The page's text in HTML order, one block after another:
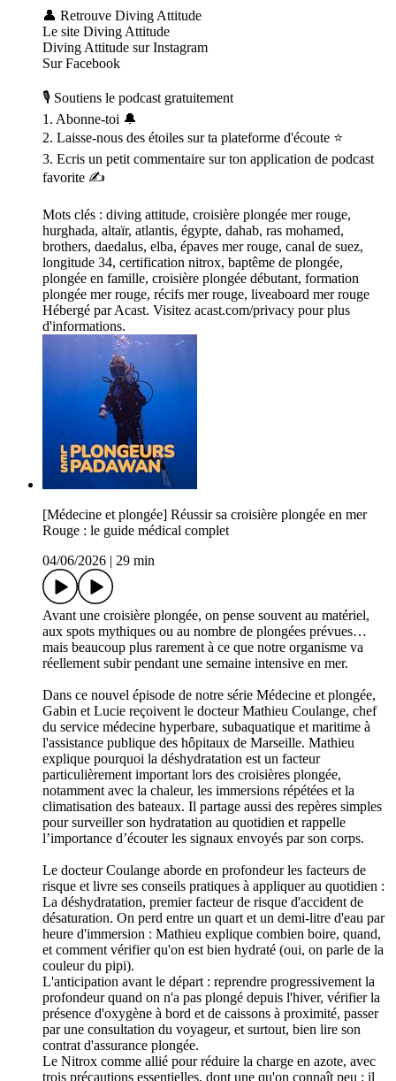
👤 Retrouve Diving Attitude
Le site Diving Attitude
Diving Attitude sur Instagram
Sur Facebook
🎙 Soutiens le podcast gratuitement
1. Abonne-toi 🔔
2. Laisse-nous des étoiles sur ta plateforme d'écoute ⭐
3. Ecris un petit commentaire sur ton application de podcast
favorite ✍️
Mots clés : diving attitude, croisière plongée mer rouge,
hurghada, altaïr, atlantis, égypte, dahab, ras mohamed,
brothers, daedalus, elba, épaves mer rouge, canal de suez,
longitude 34, certification nitrox, baptême de plongée,
plongée en famille, croisière plongée débutant, formation
plongée mer rouge, récifs mer rouge, liveaboard mer rouge
Hébergé par Acast. Visitez acast.com/privacy pour plus
d'informations.
[Médecine et plongée] Réussir sa croisière plongée en mer
Rouge : le guide médical complet
04/06/2026
29 min
Avant une croisière plongée, on pense souvent au matériel,
aux spots mythiques ou au nombre de plongées prévues…
mais beaucoup plus rarement à ce que notre organisme va
réellement subir pendant une semaine intensive en mer.
Dans ce nouvel épisode de notre série Médecine et plongée,
Gabin et Lucie reçoivent le docteur Mathieu Coulange, chef
du service médecine hyperbare, subaquatique et maritime à
l'assistance publique des hôpitaux de Marseille. Mathieu
explique pourquoi la déshydratation est un facteur
particulièrement important lors des croisières plongée,
notamment avec la chaleur, les immersions répétées et la
climatisation des bateaux. Il partage aussi des repères simples
pour surveiller son hydratation au quotidien et rappelle
l’importance d’écouter les signaux envoyés par son corps.
Le docteur Coulange aborde en profondeur les facteurs de
risque et livre ses conseils pratiques à appliquer au quotidien :
La déshydratation, premier facteur de risque d'accident de
désaturation. On perd entre un quart et un demi-litre d'eau par
heure d'immersion : Mathieu explique combien boire, quand,
et comment vérifier qu'on est bien hydraté (oui, on parle de la
couleur du pipi).
L'anticipation avant le départ : reprendre progressivement la
profondeur quand on n'a pas plongé depuis l'hiver, vérifier la
présence d'oxygène à bord et de caissons à proximité, passer
par une consultation du voyageur, et surtout, bien lire son
contrat d'assurance plongée.
Le Nitrox comme allié pour réduire la charge en azote, avec
trois précautions essentielles, dont une qu'on connaît peu : il